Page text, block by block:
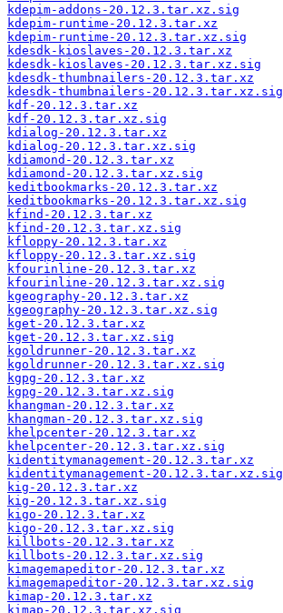
kdepim-addons-20.12.3.tar.xz.sig
kdepim-runtime-20.12.3.tar.xz
kdepim-runtime-20.12.3.tar.xz.sig
kdesdk-kioslaves-20.12.3.tar.xz
kdesdk-kioslaves-20.12.3.tar.xz.sig
kdesdk-thumbnailers-20.12.3.tar.xz
kdesdk-thumbnailers-20.12.3.tar.xz.sig
kdf-20.12.3.tar.xz
kdf-20.12.3.tar.xz.sig
kdialog-20.12.3.tar.xz
kdialog-20.12.3.tar.xz.sig
kdiamond-20.12.3.tar.xz
kdiamond-20.12.3.tar.xz.sig
keditbookmarks-20.12.3.tar.xz
keditbookmarks-20.12.3.tar.xz.sig
kfind-20.12.3.tar.xz
kfind-20.12.3.tar.xz.sig
kfloppy-20.12.3.tar.xz
kfloppy-20.12.3.tar.xz.sig
kfourinline-20.12.3.tar.xz
kfourinline-20.12.3.tar.xz.sig
kgeography-20.12.3.tar.xz
kgeography-20.12.3.tar.xz.sig
kget-20.12.3.tar.xz
kget-20.12.3.tar.xz.sig
kgoldrunner-20.12.3.tar.xz
kgoldrunner-20.12.3.tar.xz.sig
kgpg-20.12.3.tar.xz
kgpg-20.12.3.tar.xz.sig
khangman-20.12.3.tar.xz
khangman-20.12.3.tar.xz.sig
khelpcenter-20.12.3.tar.xz
khelpcenter-20.12.3.tar.xz.sig
kidentitymanagement-20.12.3.tar.xz
kidentitymanagement-20.12.3.tar.xz.sig
kig-20.12.3.tar.xz
kig-20.12.3.tar.xz.sig
kigo-20.12.3.tar.xz
kigo-20.12.3.tar.xz.sig
killbots-20.12.3.tar.xz
killbots-20.12.3.tar.xz.sig
kimagemapeditor-20.12.3.tar.xz
kimagemapeditor-20.12.3.tar.xz.sig
kimap-20.12.3.tar.xz
kimap-20.12.3.tar.xz.sig